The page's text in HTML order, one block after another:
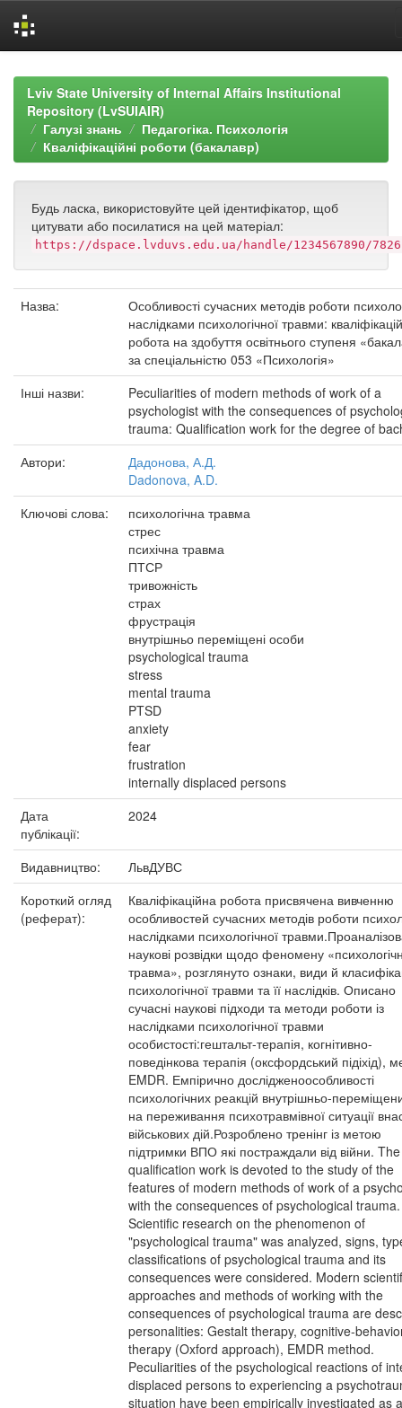
navigationLviv State University of Internal Affairs Institutional
Repository (LvSUIAIR)
Галузі знань
Педагогіка. Психологія
Кваліфікаційні роботи (бакалавр)
Будь ласка, використовуйте цей ідентифікатор, щоб
цитувати або посилатися на цей матеріал:
https://dspace.lvduvs.edu.ua/handle/1234567890/7826
Назва:
Особливості сучасних методів роботи
наслідками психологічної травми:
робота на здобуття освітнього ступеня
за спеціальністю 053 «Психологія»
Інші назви:
Peculiarities of modern methods of work of a
psychologist with the consequences of
trauma: Qualification work for the degree of
Автори:
Дадонова, А.Д.
Dadonova, A.D.
Ключові слова:
психологічна травма
стрес
психічна травма
ПТСР
тривожність
страх
фрустрація
внутрішньо переміщені особи
psychological trauma
stress
mental trauma
PTSD
anxiety
fear
frustration
internally displaced persons
Дата
публікації:
2024
Видавництво:
ЛьвДУВС
Короткий огляд
(реферат):
Кваліфікаційна робота присвячена вивченню
особливостей сучасних методів роботи
наслідками психологічної
наукові розвідки щодо феномену
травма», розглянуто ознаки, види й
психологічної травми та її наслідків. Описано
сучасні наукові підходи та методи роботи із
наслідками психологічної травми
особистості:гештальт-терапія, когнітивно-
поведінкова терапія (оксфордський підіхід),
EMDR. Емпірично дослідженоособливості
психологічних реакцій внутрішньо-
на переживання психотравмівної ситуації
військових дій.Розроблено тренінг із метою
підтримки ВПО які постраждали від війни. The
qualification work is devoted to the study of the
features of modern methods of work of a
with the consequences of psychological trauma.
Scientific research on the phenomenon of
"psychological trauma" was analyzed, signs,
classifications of psychological trauma and its
consequences were considered. Modern
approaches and methods of working with the
consequences of psychological trauma are
personalities: Gestalt therapy, cognitive-
therapy (Oxford approach), EMDR method.
Peculiarities of the psychological reactions of
displaced persons to experiencing a
situation have been empirically investigated as